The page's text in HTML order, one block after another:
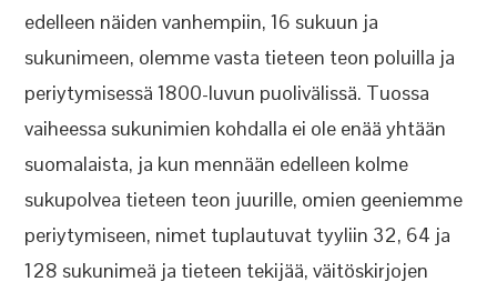
edelleen näiden vanhempiin, 16 sukuun ja
sukunimeen, olemme vasta tieteen teon poluilla ja
periytymisessä 1800-luvun puolivälissä. Tuossa
vaiheessa sukunimien kohdalla ei ole enää yhtään
suomalaista, ja kun mennään edelleen kolme
sukupolvea tieteen teon juurille, omien geeniemme
periytymiseen, nimet tuplautuvat tyyliin 32, 64 ja
128 sukunimeä ja tieteen tekijää, väitöskirjojen